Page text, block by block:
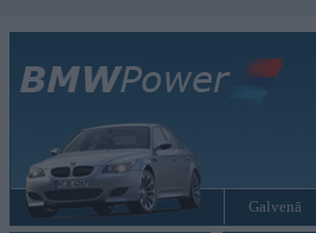
Galvenā